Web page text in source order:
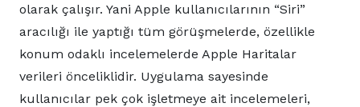
olarak çalışır. Yani Apple kullanıcılarının “Siri”
aracılığı ile yaptığı tüm görüşmelerde, özellikle
konum odaklı incelemelerde Apple Haritalar
verileri önceliklidir. Uygulama sayesinde
kullanıcılar pek çok işletmeye ait incelemeleri,